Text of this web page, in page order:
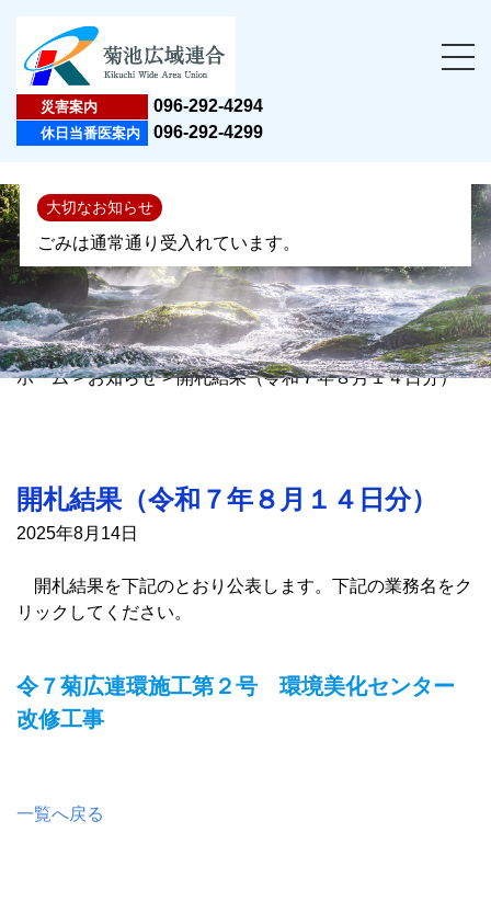
災害案内 096-292-4294
休日当番医案内 096-292-4299
大切なお知らせ
ごみは通常通り受入れています。
ホーム>お知らせ>開札結果（令和７年８月１４日分）
開札結果（令和７年８月１４日分）
2025年8月14日
開札結果を下記のとおり公表します。下記の業務名をク
リックしてください。
令７菊広連環施工第２号 環境美化センター
改修工事
一覧へ戻る